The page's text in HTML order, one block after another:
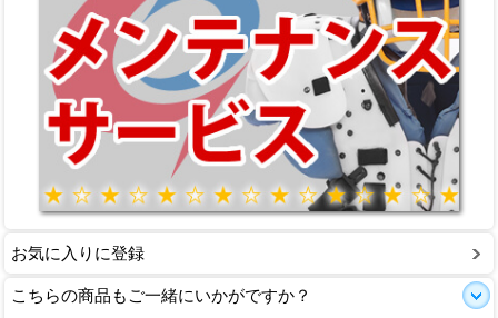
お気に入りに登録
こちらの商品もご一緒にいかがですか？